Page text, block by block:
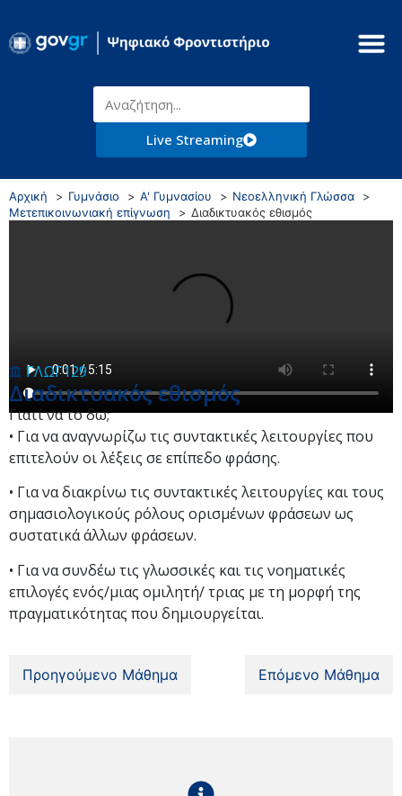
Live Streaming
Αρχική Γυμνάσιο Α' Γυμνασίου
Νεοελληνική Γλώσσα
Μετεπικοινωνιακή επίγνωση
Διαδικτυακός εθισμός
ΓΛΩΓ129
Διαδικτυακός εθισμός
Γιατί να το δω;
• Για να αναγνωρίζω τις συντακτικές λειτουργίες που
επιτελούν οι λέξεις σε επίπεδο φράσης.
• Για να διακρίνω τις συντακτικές λειτουργίες και τους
σημασιολογικούς ρόλους ορισμένων φράσεων ως
συστατικά άλλων φράσεων.
• Για να συνδέω τις γλωσσικές και τις νοηματικές
επιλογές ενός/μιας ομιλητή/ τριας με τη μορφή της
πραγματικότητας που δημιουργείται.
Προηγούμενο Μάθημα Επόμενο Μάθημα